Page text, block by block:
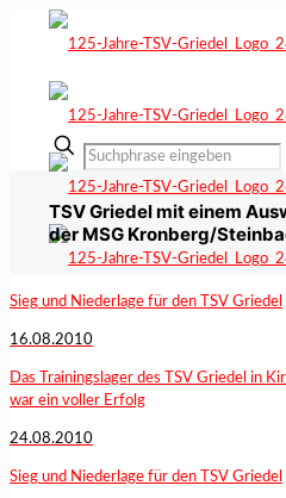
TSV Griedel mit einem
der MSG Kronberg/
Sieg und Niederlage für den TSV Griedel
16.08.2010
Das Trainingslager des TSV Griedel in
war ein voller Erfolg
24.08.2010
Sieg und Niederlage für den TSV Griedel